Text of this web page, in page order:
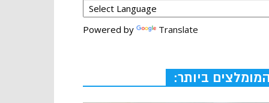
Powered by Translate
המומלצים ביותר: